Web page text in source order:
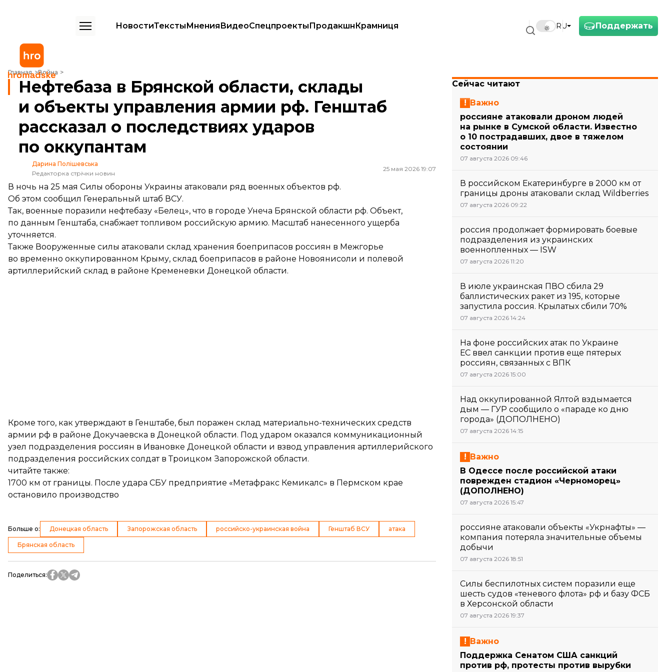
Поддержать
RU
НовостиТекстыМненияВидеоСпецпроектыПродакшнКрамниця
Главная Война
Нефтебаза в Брянской области, склады и объекты управления армии рф. Генштаб рассказал о последствиях ударов по оккупантам
Нефтебаза в Брянской области, склады
и объекты управления армии рф. Генштаб
рассказал о последствиях ударов
по оккупантам
Дарина Полішевська
Редакторка стрічки новин
25 мая 2026 19:07
В ночь на 25 мая Силы обороны Украины атаковали ряд военных объектов рф.
Об этом сообщил Генеральный штаб ВСУ.
Так, военные поразили нефтебазу «Белец», что в городе Унеча Брянской области рф. Объект,
по данным Генштаба, снабжает топливом российскую армию. Масштаб нанесенного ущерба
уточняется.
Также Вооруженные силы атаковали склад хранения боеприпасов россиян в Межгорье
во временно оккупированном Крыму, склад боеприпасов в районе Новоянисоли и полевой
артиллерийский склад в районе Кременевки Донецкой области.
Кроме того, как утверждают в Генштабе, был поражен склад материально-технических средств
армии рф в районе Докучаевска в Донецкой области. Под ударом оказался коммуникационный
узел подразделения россиян в Ивановке Донецкой области и взвод управления артиллерийского
подразделения российских солдат в Троицком Запорожской области.
читайте также:
1700 км от границы. После удара СБУ предприятие «Метафракс Кемикалс» в Пермском крае
остановило производство
Больше о: Донецкая область Запорожская область российско-украинская война Генштаб ВСУ атака
Брянская область
Поделиться:
Сейчас читают
Важно
россияне атаковали дроном людей
на рынке в Сумской области. Известно
о 10 пострадавших, двое в тяжелом
состоянии
07 августа 2026 09:46
В российском Екатеринбурге в 2000 км от
границы дроны атаковали склад Wildberries
07 августа 2026 09:22
россия продолжает формировать боевые
подразделения из украинских
военнопленных — ISW
07 августа 2026 11:20
В июле украинская ПВО сбила 29
баллистических ракет из 195, которые
запустила россия. Крылатых сбили 70%
07 августа 2026 14:24
На фоне российских атак по Украине
ЕС ввел санкции против еще пятерых
россиян, связанных с ВПК
07 августа 2026 15:00
Над оккупированной Ялтой вздымается
дым — ГУР сообщило о «параде ко дню
города» (ДОПОЛНЕНО)
07 августа 2026 14:15
Важно
В Одессе после российской атаки
поврежден стадион «Черноморец»
(ДОПОЛНЕНО)
07 августа 2026 15:47
россияне атаковали объекты «Укрнафты» —
компания потеряла значительные объемы
добычи
07 августа 2026 18:51
Силы беспилотных систем поразили еще
шесть судов «теневого флота» рф и базу ФСБ
в Херсонской области
07 августа 2026 19:37
Важно
Поддержка Сенатом США санкций
против рф, протесты против вырубки